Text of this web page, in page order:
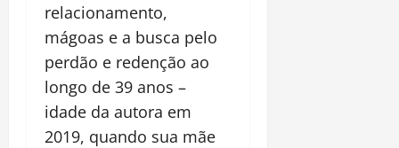
relacionamento,
mágoas e a busca pelo
perdão e redenção ao
longo de 39 anos –
idade da autora em
2019, quando sua mãe